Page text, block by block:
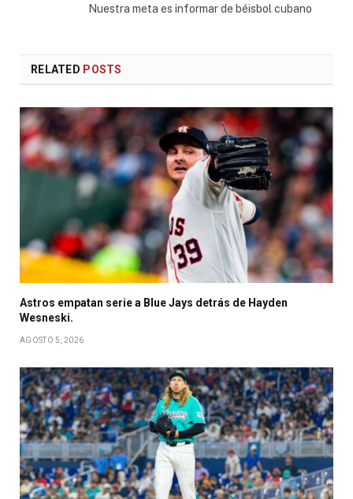
Nuestra meta es informar de béisbol cubano
RELATED POSTS
Astros empatan serie a Blue Jays detrás de Hayden
Wesneski.
AGOSTO 5, 2026